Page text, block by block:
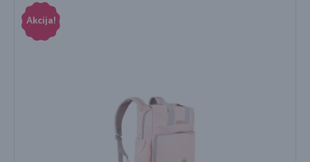
Akcija!